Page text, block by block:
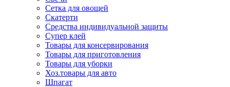
Сетка для овощей
Скатерти
Средства индивидуальной защиты
Супер клей
Товары для консервирования
Товары для приготовления
Товары для уборки
Хоз.товары для авто
Шпагат